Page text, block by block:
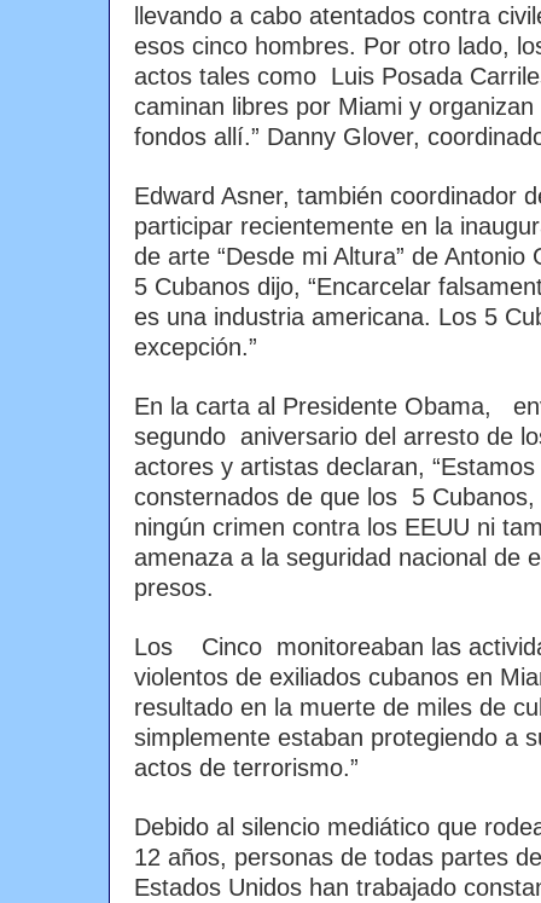
llevando a cabo atentados contra
esos cinco hombres. Por otro lado,
actos tales como Luis Posada
caminan libres por Miami y
fondos allí.” Danny Glover,
Edward Asner, también coordinador
participar recientemente en la
de arte “Desde mi Altura” de
5 Cubanos dijo, “Encarcelar
es una industria americana. Los 5
excepción.”
En la carta al Presidente Obama,
segundo aniversario del arresto de
actores y artistas declaran,
consternados de que los 5
ningún crimen contra los EEUU ni
amenaza a la seguridad nacional de
presos.
Los Cinco monitoreaban las
violentos de exiliados cubanos en
resultado en la muerte de miles de
simplemente estaban protegiendo a
actos de terrorismo.”
Debido al silencio mediático que
12 años, personas de todas partes
Estados Unidos han trabajado